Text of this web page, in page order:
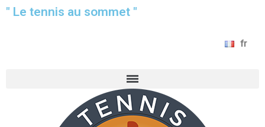
" Le tennis au sommet "
fr